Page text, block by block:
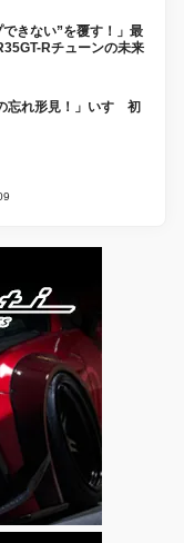
できない”を覆す！」最
Rチューンの未来
忘れ形見！」いすゞ初